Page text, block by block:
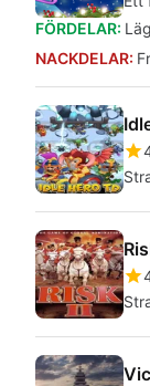
FÖRDELAR:
NACKDELAR: